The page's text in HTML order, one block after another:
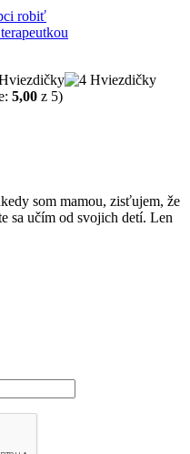
robiť
5,00 z 5)
som mamou, zisťujem, že
sa učím od svojich detí. Len